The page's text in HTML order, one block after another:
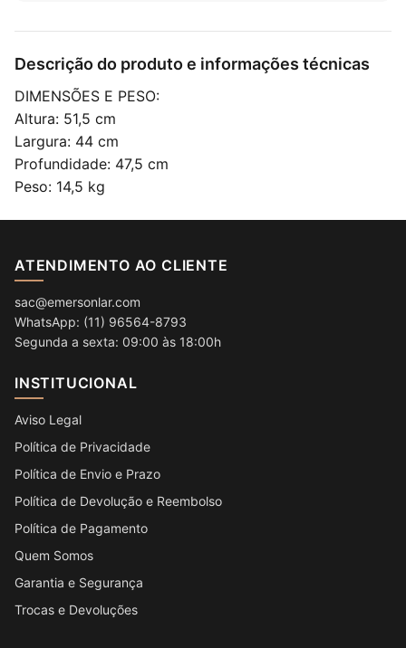
Descrição do produto e informações técnicas
DIMENSÕES E PESO:
Altura: 51,5 cm
Largura: 44 cm
Profundidade: 47,5 cm
Peso: 14,5 kg
ATENDIMENTO AO CLIENTE
sac@emersonlar.com
WhatsApp: (11) 96564-8793
Segunda a sexta: 09:00 às 18:00h
INSTITUCIONAL
Aviso Legal
Política de Privacidade
Política de Envio e Prazo
Política de Devolução e Reembolso
Política de Pagamento
Quem Somos
Garantia e Segurança
Trocas e Devoluções